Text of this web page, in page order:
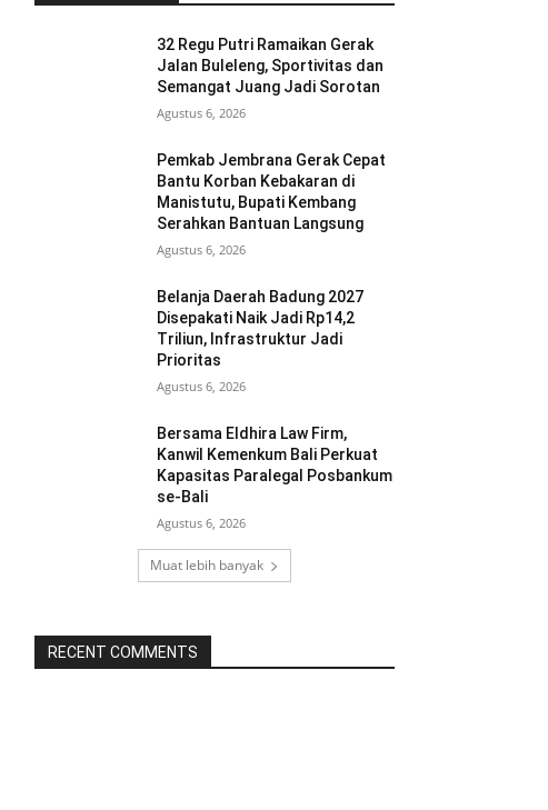
32 Regu Putri Ramaikan Gerak
Jalan Buleleng, Sportivitas dan
Semangat Juang Jadi Sorotan
Agustus 6, 2026
Pemkab Jembrana Gerak Cepat
Bantu Korban Kebakaran di
Manistutu, Bupati Kembang
Serahkan Bantuan Langsung
Agustus 6, 2026
Belanja Daerah Badung 2027
Disepakati Naik Jadi Rp14,2
Triliun, Infrastruktur Jadi
Prioritas
Agustus 6, 2026
Bersama Eldhira Law Firm,
Kanwil Kemenkum Bali Perkuat
Kapasitas Paralegal Posbankum
se-Bali
Agustus 6, 2026
Muat lebih banyak
RECENT COMMENTS